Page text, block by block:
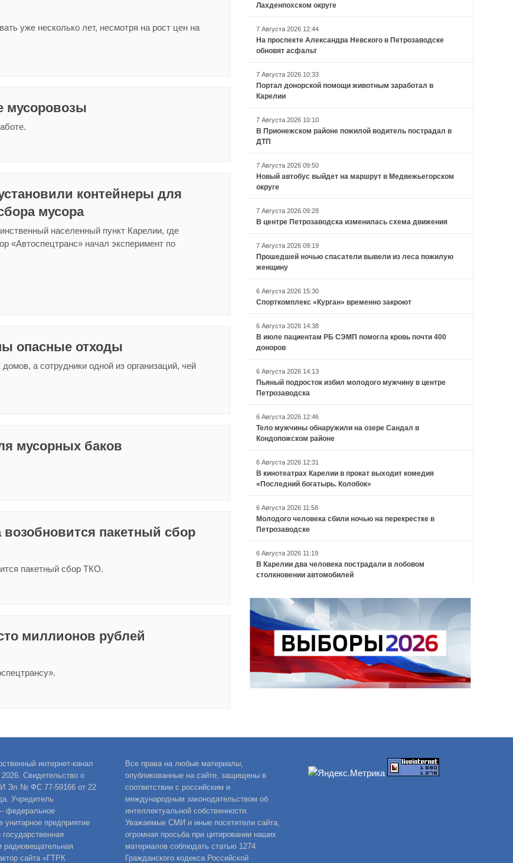
уже несколько лет, несмотря на рост цен на
мусоровозы
контейнеры для
мусора
населенный пункт Карелии, где
«Автоспецтранс» начал эксперимент по
опасные отходы
а сотрудники одной из организаций, чей
мусорных баков
пакетный сбор
пакетный сбор ТКО.
миллионов рублей
Лахденпохском округе
7 Августа 2026 12:44
На проспекте Александра Невского в Петрозаводске
обновят асфальт
7 Августа 2026 10:33
Портал донорской помощи животным заработал в
Карелии
7 Августа 2026 10:10
В Прионежском районе пожилой водитель пострадал в
ДТП
7 Августа 2026 09:50
Новый автобус выйдет на маршрут в Медвежьегорском
округе
7 Августа 2026 09:28
В центре Петрозаводска изменилась схема движения
7 Августа 2026 09:19
Прошедшей ночью спасатели вывели из леса пожилую
женщину
6 Августа 2026 15:30
Спорткомплекс «Курган» временно закроют
6 Августа 2026 14:38
В июле пациентам РБ СЭМП помогла кровь почти 400
доноров
6 Августа 2026 14:13
Пьяный подросток избил молодого мужчину в центре
Петрозаводска
6 Августа 2026 12:46
Тело мужчины обнаружили на озере Сандал в
Кондопожском районе
6 Августа 2026 12:31
В кинотеатрах Карелии в прокат выходит комедия
«Последний богатырь. Колобок»
6 Августа 2026 11:58
Молодого человека сбили ночью на перекрестке в
Петрозаводске
6 Августа 2026 11:19
В Карелии два человека пострадали в лобовом
столкновении автомобилей
интернет-канал
Свидетельство о
Эл № ФС 77-59166 от 22
Учредитель
федеральное
унитарное предприятие
радиовещательная
сайта «ГТРК
Все права на любые материалы,
опубликованные на сайте, защищены в
соответствии с российским и
международным законодательством об
интеллектуальной собственности.
Уважаемые СМИ и иные посетители сайта,
огромная просьба при цитировании наших
материалов соблюдать статью 1274
Гражданского кодекса Российской